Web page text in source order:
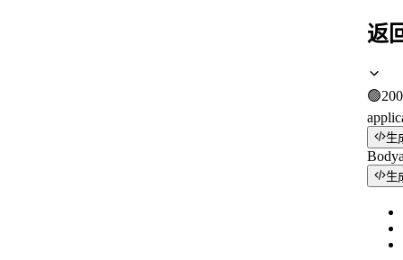
返
🟢200
生
Body
生